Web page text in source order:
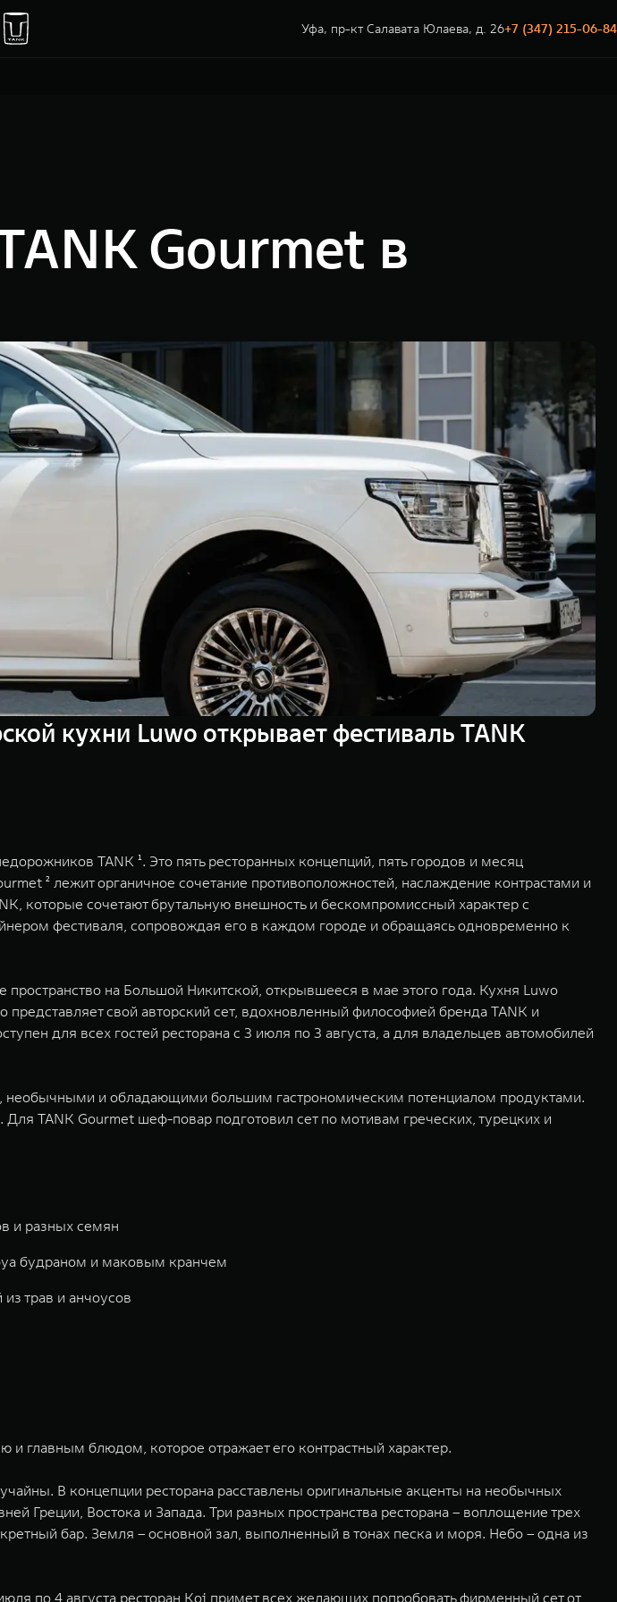
Уфа, пр-кт Салавата Юлаева, д. 26+7 (347) 215-06-84
Gourmet в
кухни Luwo открывает фестиваль TANK
TANK ¹. Это пять ресторанных концепций, пять городов и месяц
² лежит органичное сочетание противоположностей, наслаждение контрастами и
которые сочетают брутальную внешность и бескомпромиссный характер с
фестиваля, сопровождая его в каждом городе и обращаясь одновременно к
пространство на Большой Никитской, открывшееся в мае этого года. Кухня Luwo
свой авторский сет, вдохновленный философией бренда TANK и
для всех гостей ресторана с 3 июля по 3 августа, а для владельцев автомобилей
и обладающими большим гастрономическим потенциалом продуктами.
TANK Gourmet шеф-повар подготовил сет по мотивам греческих, турецких и
и разных семян
будраном и маковым кранчем
трав и анчоусов
главным блюдом, которое отражает его контрастный характер.
В концепции ресторана расставлены оригинальные акценты на необычных
Греции, Востока и Запада. Три разных пространства ресторана – воплощение трех
бар. Земля – основной зал, выполненный в тонах песка и моря. Небо – одна из
по 4 августа ресторан Koi примет всех желающих попробовать фирменный сет от